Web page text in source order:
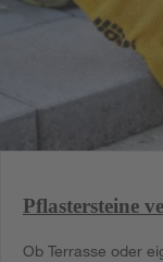
Pflastersteine
Ob Terrasse oder